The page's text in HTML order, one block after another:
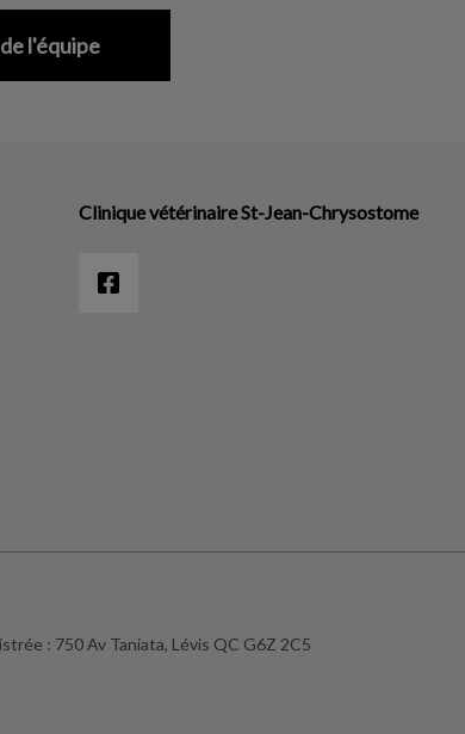
l'équipe
Clinique vétérinaire St-Jean-Chrysostome
: 750 Av Taniata, Lévis QC G6Z 2C5